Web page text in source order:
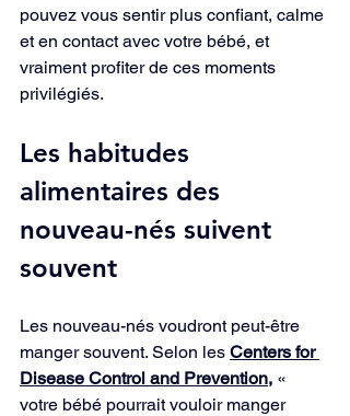
pouvez vous sentir plus confiant, calme
et en contact avec votre bébé, et
vraiment profiter de ces moments
privilégiés.
Les habitudes
alimentaires des
nouveau-nés suivent
souvent
Les nouveau-nés voudront peut-être
manger souvent. Selon les Centers for
Disease Control and Prevention, «
votre bébé pourrait vouloir manger